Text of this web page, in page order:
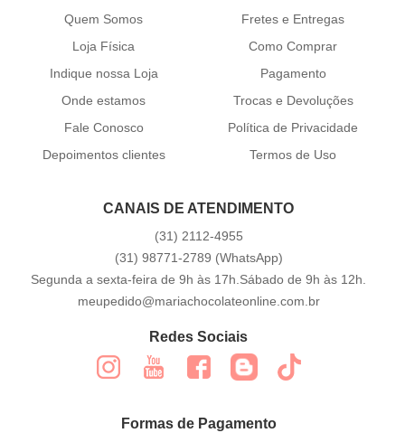
Quem Somos
Loja Física
Indique nossa Loja
Onde estamos
Fale Conosco
Depoimentos clientes
Fretes e Entregas
Como Comprar
Pagamento
Trocas e Devoluções
Política de Privacidade
Termos de Uso
CANAIS DE ATENDIMENTO
(31) 2112-4955
(31) 98771-2789 (WhatsApp)
Segunda a sexta-feira de 9h às 17h.Sábado de 9h às 12h.
meupedido@mariachocolateonline.com.br
Redes Sociais
Formas de Pagamento